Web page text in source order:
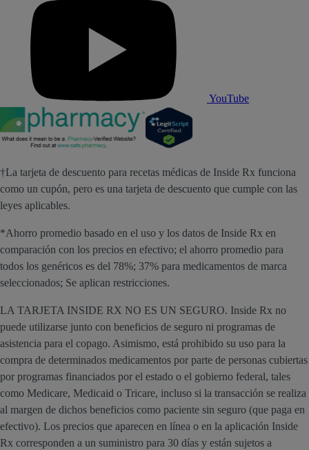
YouTube
†La tarjeta de descuento para recetas médicas de Inside Rx funciona
como un cupón, pero es una tarjeta de descuento que cumple con las
leyes aplicables.
*Ahorro promedio basado en el uso y los datos de Inside Rx en
comparación con los precios en efectivo; el ahorro promedio para
todos los genéricos es del 78%; 37% para medicamentos de marca
seleccionados; Se aplican restricciones.
LA TARJETA INSIDE RX NO ES UN SEGURO. Inside Rx no
puede utilizarse junto con beneficios de seguro ni programas de
asistencia para el copago. Asimismo, está prohibido su uso para la
compra de determinados medicamentos por parte de personas cubiertas
por programas financiados por el estado o el gobierno federal, tales
como Medicare, Medicaid o Tricare, incluso si la transacción se realiza
al margen de dichos beneficios como paciente sin seguro (que paga en
efectivo). Los precios que aparecen en línea o en la aplicación Inside
Rx corresponden a un suministro para 30 días y están sujetos a